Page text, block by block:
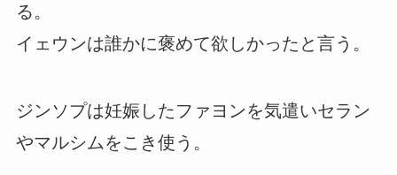
る。
イェウンは誰かに褒めて欲しかったと言う。
ジンソプは妊娠したファヨンを気遣いセラン
やマルシムをこき使う。